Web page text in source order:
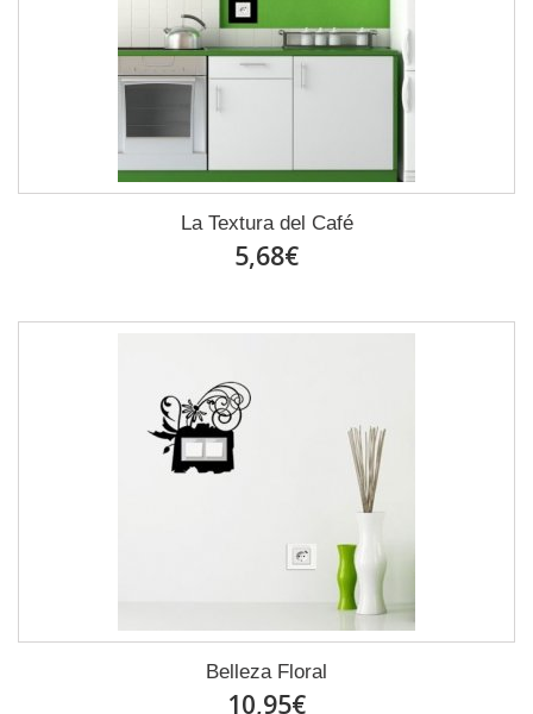
La Textura del Café
5,68€
Belleza Floral
10,95€